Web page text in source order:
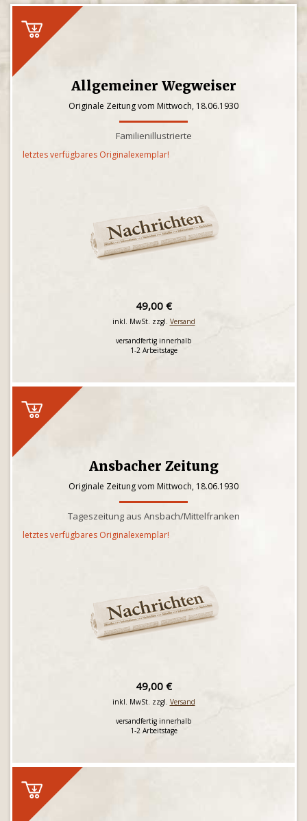
Allgemeiner Wegweiser
Originale Zeitung vom Mittwoch, 18.06.1930
Familienillustrierte
letztes verfügbares Originalexemplar!
49,00 €
inkl. MwSt. zzgl. Versand
versandfertig innerhalb
1-2 Arbeitstage
Ansbacher Zeitung
Originale Zeitung vom Mittwoch, 18.06.1930
Tageszeitung aus Ansbach/Mittelfranken
letztes verfügbares Originalexemplar!
49,00 €
inkl. MwSt. zzgl. Versand
versandfertig innerhalb
1-2 Arbeitstage